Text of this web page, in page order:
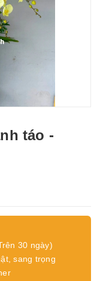
táo -
30 ngày)
sang trọng